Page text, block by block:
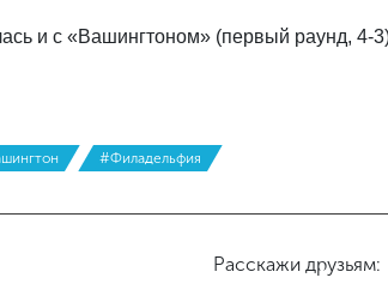
и с «Вашингтоном» (первый раунд, 4-
#Филадельфия
Расскажи друзьям: